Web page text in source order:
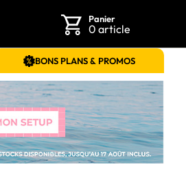
Panier
0 article
BONS PLANS & PROMOS